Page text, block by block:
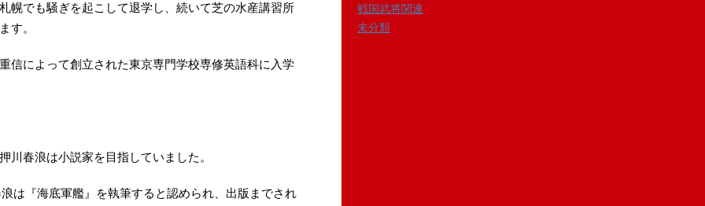
幌でも騒ぎを起こして退学し、続いて芝の水産講習所
す。
信によって創立された東京専門学校専修英語科に入学
川春浪は小説家を目指していました。
は『海底軍艦』を執筆すると認められ、出版までされ
戦国武将関連
未分類